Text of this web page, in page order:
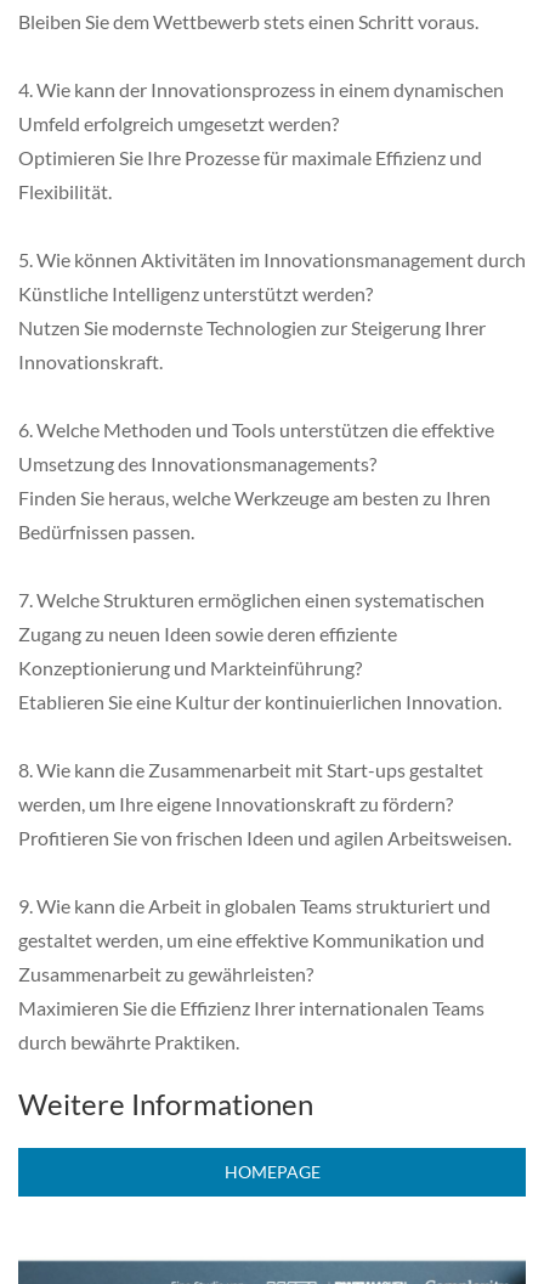
Bleiben Sie dem Wettbewerb stets einen Schritt voraus.
4. Wie kann der Innovationsprozess in einem dynamischen
Umfeld erfolgreich umgesetzt werden?
Optimieren Sie Ihre Prozesse für maximale Effizienz und
Flexibilität.
5. Wie können Aktivitäten im Innovationsmanagement durch
Künstliche Intelligenz unterstützt werden?
Nutzen Sie modernste Technologien zur Steigerung Ihrer
Innovationskraft.
6. Welche Methoden und Tools unterstützen die effektive
Umsetzung des Innovationsmanagements?
Finden Sie heraus, welche Werkzeuge am besten zu Ihren
Bedürfnissen passen.
7. Welche Strukturen ermöglichen einen systematischen
Zugang zu neuen Ideen sowie deren effiziente
Konzeptionierung und Markteinführung?
Etablieren Sie eine Kultur der kontinuierlichen Innovation.
8. Wie kann die Zusammenarbeit mit Start-ups gestaltet
werden, um Ihre eigene Innovationskraft zu fördern?
Profitieren Sie von frischen Ideen und agilen Arbeitsweisen.
9. Wie kann die Arbeit in globalen Teams strukturiert und
gestaltet werden, um eine effektive Kommunikation und
Zusammenarbeit zu gewährleisten?
Maximieren Sie die Effizienz Ihrer internationalen Teams
durch bewährte Praktiken.
Weitere Informationen
HOMEPAGE